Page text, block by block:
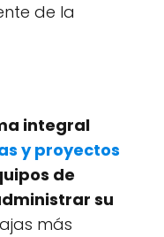
de la
integral
y proyectos
de
su
más